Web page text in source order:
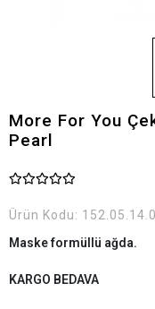
More For You
Pearl
Ürün Kodu:
Maske formüllü ağda.
KARGO BEDAVA